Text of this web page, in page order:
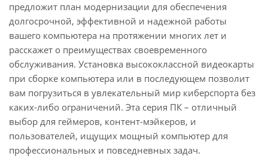
предложит план модернизации для обеспечения
долгосрочной, эффективной и надежной работы
вашего компьютера на протяжении многих лет и
расскажет о преимуществах своевременного
обслуживания. Установка высококлассной видеокарты
при сборке компьютера или в последующем позволит
вам погрузиться в увлекательный мир киберспорта без
каких-либо ограничений. Эта серия ПК – отличный
выбор для геймеров, контент-мэйкеров, и
пользователей, ищущих мощный компьютер для
профессиональных и повседневных задач.